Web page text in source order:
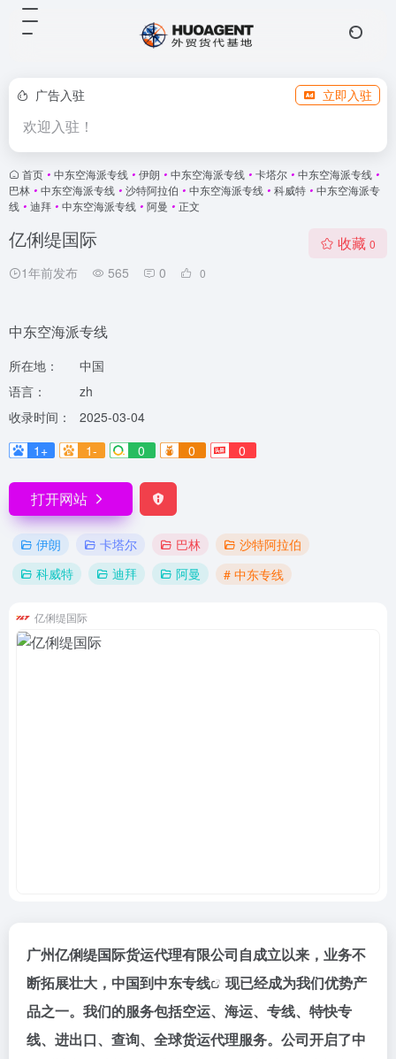
广告入驻 立即入驻
欢迎入驻！
首页 • 中东空海派专线 • 伊朗 • 中东空海派专线 • 卡塔尔 • 中东空海派专线 •
巴林 • 中东空海派专线 • 沙特阿拉伯 • 中东空海派专线 • 科威特 • 中东空海派专
线 • 迪拜 • 中东空海派专线 • 阿曼 • 正文
亿俐缇国际
1年前发布 565 0 0
收藏 0
中东空海派专线
所在地：
中国
语言：
zh
收录时间：
2025-03-04
1+
1- 0 0 0
打开网站
伊朗 卡塔尔 巴林
沙特阿拉伯
科威特
迪拜 阿曼 # 中东专线
亿俐缇国际
广州亿俐缇国际货运代理有限公司自成立以来，业务不
断拓展壮大，中国到中东专线
现已经成为我们优势产
品之一。我们的服务包括空运、海运、专线、特快专
线、进出口、查询、全球货运代理服务。公司开启了中